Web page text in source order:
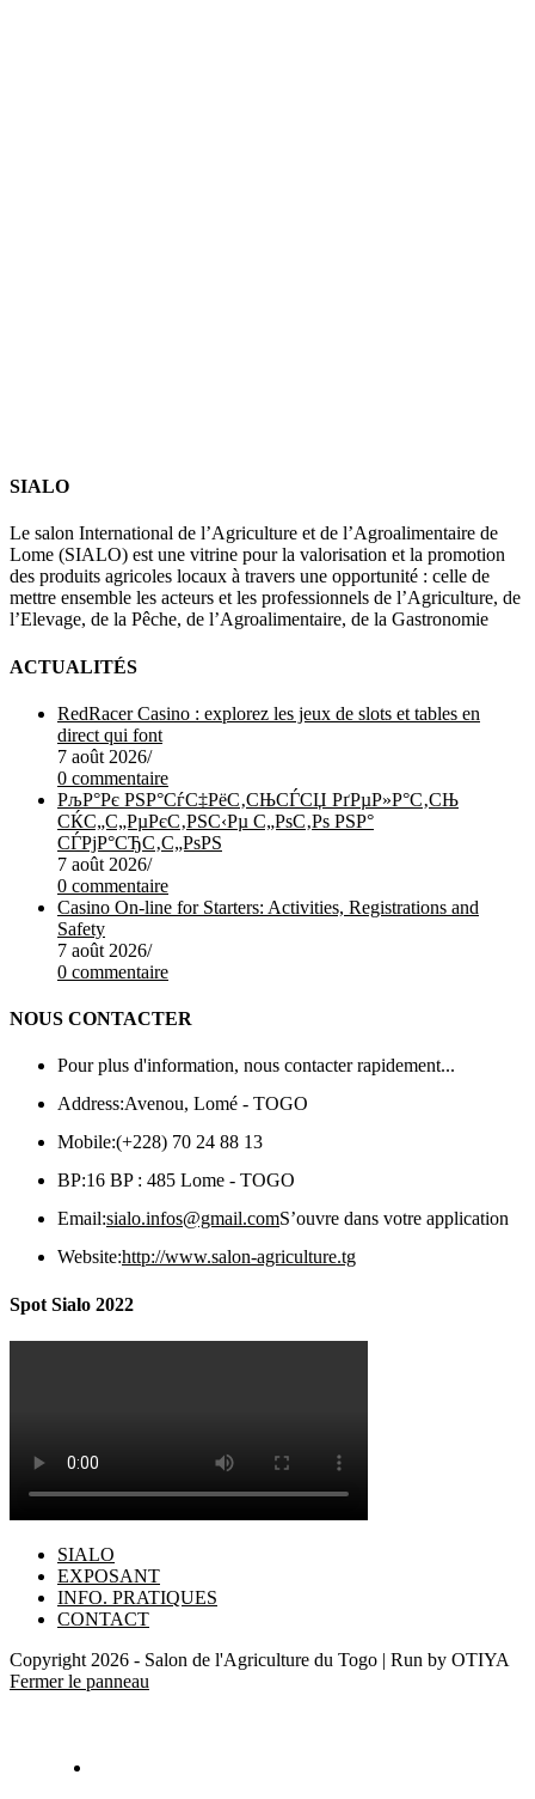
SIALO
Le salon International de l’Agriculture et de l’Agroalimentaire de
Lome (SIALO) est une vitrine pour la valorisation et la promotion
des produits agricoles locaux à travers une opportunité : celle de
mettre ensemble les acteurs et les professionnels de l’Agriculture, de
l’Elevage, de la Pêche, de l’Agroalimentaire, de la Gastronomie
ACTUALITÉS
RedRacer Casino : explorez les jeux de slots et tables en
direct qui font
7 août 2026/
0 commentaire
РљР°Рє РЅР°СѓС‡РёС‚СЊСЃСЏ РґРµР»Р°С‚СЊ
СЌС„С„РµРєС‚РЅС‹Рµ С„РѕС‚Рѕ РЅР°
СЃРјР°СЂС‚С„РѕРЅ
7 août 2026/
0 commentaire
Casino On-line for Starters: Activities, Registrations and
Safety
7 août 2026/
0 commentaire
NOUS CONTACTER
Pour plus d'information, nous contacter rapidement...
Address:Avenou, Lomé - TOGO
Mobile:(+228) 70 24 88 13
BP:16 BP : 485 Lome - TOGO
Email:sialo.infos@gmail.comS’ouvre dans votre application
Website:http://www.salon-agriculture.tg
Spot Sialo 2022
SIALO
EXPOSANT
INFO. PRATIQUES
CONTACT
Copyright 2026 - Salon de l'Agriculture du Togo | Run by OTIYA
Fermer le panneau